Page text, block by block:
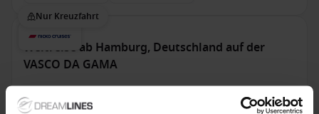
Nur Kreuzfahrt
Weltreise ab Hamburg, Deutschland auf der
VASCO DA GAMA